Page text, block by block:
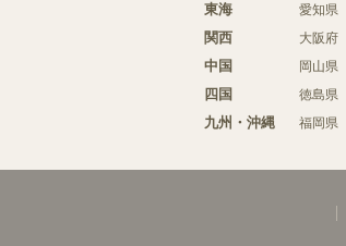
東海 愛知県
関西 大阪府
中国 岡山県
四国 徳島県
九州・沖縄 福岡県